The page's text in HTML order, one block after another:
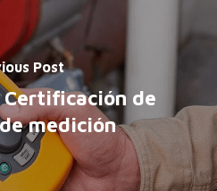
Post
de
medición